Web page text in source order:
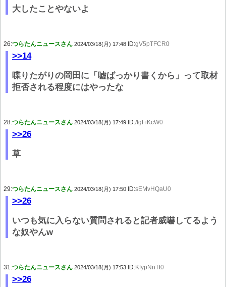
大したことやないよ
26:つらたんニュースさん 2024/03/18(月) 17:48 ID:gV5pTFCR0
>>14
喋りたがりの岡田に「嘘ばっかり書くから」って取材
拒否される程度にはやったな
28:つらたんニュースさん 2024/03/18(月) 17:49 ID:/tgFiKcW0
>>26
草
29:つらたんニュースさん 2024/03/18(月) 17:50 ID:sEMvHQaU0
>>26
いつも気に入らない質問されると記者威嚇してるよう
な奴やんw
31:つらたんニュースさん 2024/03/18(月) 17:53 ID:KfypNnTt0
>>26